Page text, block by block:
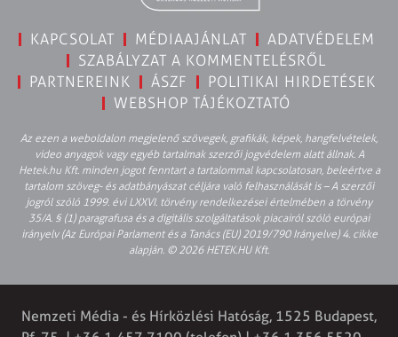
KAPCSOLAT MÉDIAAJÁNLAT
ADATVÉDELEM
SZABÁLYZAT A KOMMENTELÉSRŐL
PARTNEREINK
ÁSZF
POLITIKAI HIRDETÉSEK
WEBSHOP TÁJÉKOZTATÓ
Az ezen a weboldalon megjelenő szövegek, grafikák, képek, hangfelvételek,
video anyagok vagy egyéb tartalmak szerzői jogvédelem alatt állnak. A
Hetek.hu Kft. minden jogot fenntart a tartalommal kapcsolatosan, beleértve a
tartalom szöveg- és adatbányászat céljára való felhasználását is – A szerzői
jogról szóló 1999. évi LXXVI. törvény rendelkezései értelmében a törvény
35/A. § (1) paragrafusa és a digitális szolgáltatások piacairól szóló európai
irányelv (Az Európai Parlament és a Tanács (EU) 2019/790 Irányelve) 4. cikke
alapján. © 2026 HETEK.HU Kft.
Nemzeti Média - és Hírközlési Hatóság, 1525 Budapest,